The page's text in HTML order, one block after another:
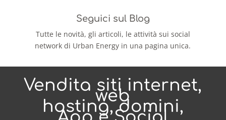
Seguici sul Blog
Tutte le novità, gli articoli, le attività sui social
network di Urban Energy in una pagina unica.
Vendita siti internet,
web
hosting, domini,